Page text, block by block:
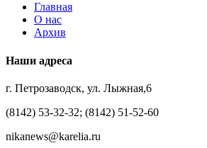
Главная
О нас
Архив
Наши адреса
г. Петрозаводск, ул. Лыжная,6
(8142) 53-32-32; (8142) 51-52-60
nikanews@karelia.ru